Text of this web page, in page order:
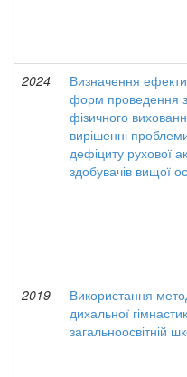
2024
Визначення
форм проведення
фізичного
вирішенні
дефіциту рухової
здобувачів вищої
2019
Використання
дихальної
загальноосвітній